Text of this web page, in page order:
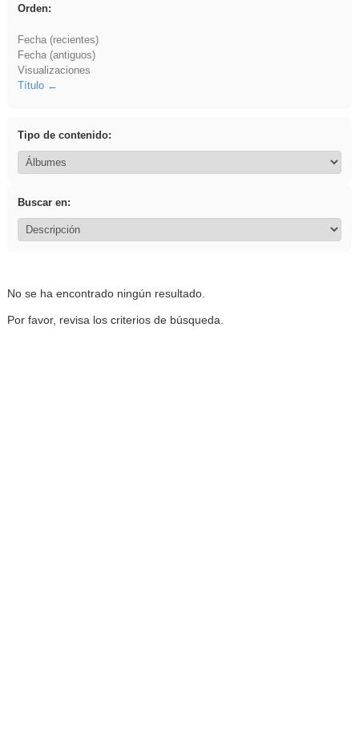
Orden:
Fecha (recientes)
Fecha (antiguos)
Visualizaciones
Título
Tipo de contenido:
Buscar en:
No se ha encontrado ningún resultado.
Por favor, revisa los criterios de búsqueda.